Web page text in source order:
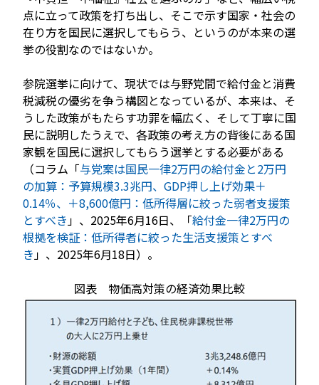
点に立って政策を打ち出し、そこで示す国家・社会の
在り方を国民に選択してもらう、というのが本来の選
挙の役割なのではないか。
参院選挙に向けて、現状では与野党間で給付金と消費
税減税の優劣を争う構図となっているが、本来は、そ
うした政策がもたらす功罪を幅広く、そして丁寧に国
民に説明したうえで、各政策の考え方の背後にある国
家観を国民に選択してもらう選挙とする必要がある
（コラム「与党案は国民一律2万円の給付金と2万円
の加算：予算規模3.3兆円、GDP押し上げ効果＋
0.14％、＋8,600億円：低所得層に絞った弱者支援策
とすべき」、2025年6月16日、「給付金一律2万円の
根拠を検証：低所得者に絞った生活支援策とすべ
き」、2025年6月18日）。
図表 物価高対策の経済効果比較